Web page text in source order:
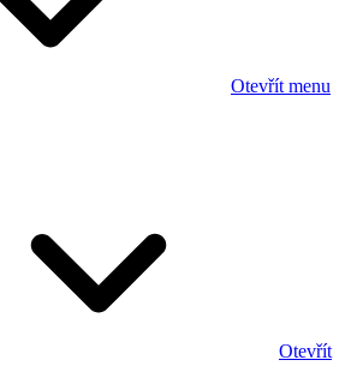
Otevřít menu
Otevřít